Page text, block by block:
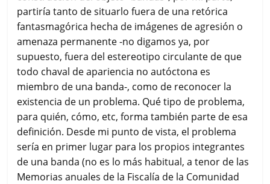
partiría tanto de situarlo fuera de una retórica
fantasmagórica hecha de imágenes de agresión o
amenaza permanente -no digamos ya, por
supuesto, fuera del estereotipo circulante de que
todo chaval de apariencia no autóctona es
miembro de una banda-, como de reconocer la
existencia de un problema. Qué tipo de problema,
para quién, cómo, etc, forma también parte de esa
definición. Desde mi punto de vista, el problema
sería en primer lugar para los propios integrantes
de una banda (no es lo más habitual, a tenor de las
Memorias anuales de la Fiscalía de la Comunidad